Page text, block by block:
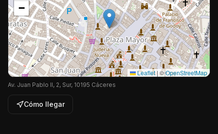
−
Leaflet |©OpenStreetMap
Av. Juan Pablo II, 2, Sur, 10195 Cáceres
Cómo llegar